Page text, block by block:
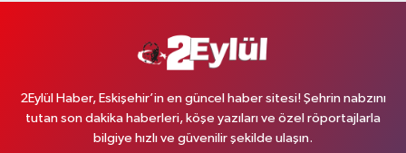
2Eylül Haber, Eskişehir’in en güncel haber sitesi! Şehrin nabzını
tutan son dakika haberleri, köşe yazıları ve özel röportajlarla
bilgiye hızlı ve güvenilir şekilde ulaşın.